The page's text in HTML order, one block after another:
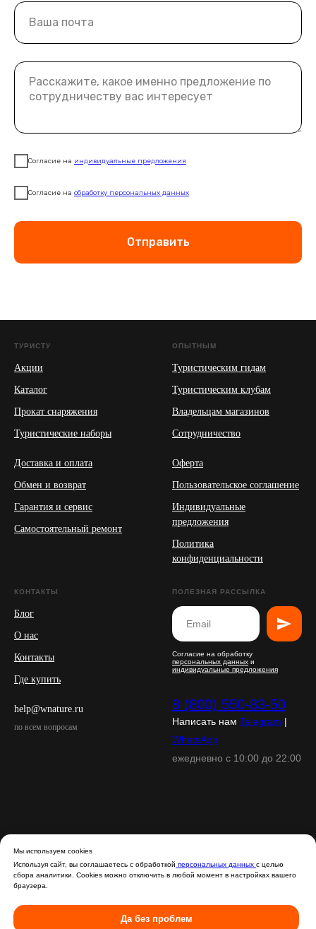
Согласие на индивидуальные предложения
Согласие на обработку персональных данных
Отправить
Мы используем cookies
Используя сайт, вы соглашаетесь с обработкой персональных данных с целью
сбора аналитики. Cookies можно отключить в любой момент в настройках вашего
браузера.
Да без проблем
ТУРИСТУ
Акции
Каталог
Прокат снаряжения
Туристические наборы
Доставка и оплата
Обмен и возврат
Гарантия и сервис
Самостоятельный ремонт
ОПЫТНЫМ
Туристическим гидам
Туристическим клубам
Владельцам магазинов
Сотрудничество
Оферта
Пользовательское соглашение
Индивидуальные
предложения
Политика
конфиденциальности
КОНТАКТЫ
Блог
О нас
Контакты
Где купить
help@wnature.ru
по всем вопросам
ПОЛЕЗНАЯ РАССЫЛКА
Согласие на обработку
персональных данных и
индивидуальные предложения
8 (800) 550-83-50
Написать нам Telegram |
WhatsApp
ежедневно с 10:00 до 22:00